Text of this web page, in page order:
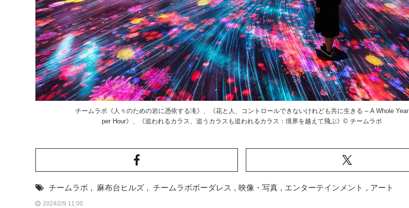
チームラボ《人々のための岩に憑依する滝》、《花と人、コントロールできないけれども共に生きる – A Whole Year
per Hour》、《追われるカラス、追うカラスも追われるカラス：境界を越えて飛ぶ》© チームラボ
チームラボ , 麻布台ヒルズ , チームラボボーダレス , 映像・写真 , エンターテインメント , アート
2024/2/9 11:00